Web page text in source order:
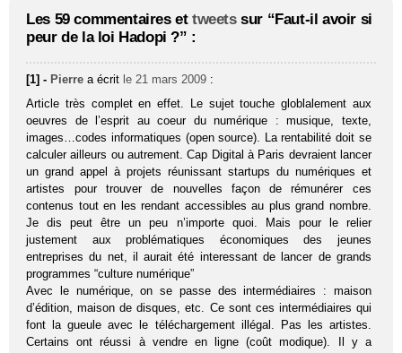
Les 59 commentaires et tweetssur “Faut-il avoir si
peur de la loi Hadopi ?” :
[1] - Pierre a écrit le 21 mars 2009 :
Article très complet en effet. Le sujet touche globlalement aux
oeuvres de l’esprit au coeur du numérique : musique, texte,
images…codes informatiques (open source). La rentabilité doit se
calculer ailleurs ou autrement. Cap Digital à Paris devraient lancer
un grand appel à projets réunissant startups du numériques et
artistes pour trouver de nouvelles façon de rémunérer ces
contenus tout en les rendant accessibles au plus grand nombre.
Je dis peut être un peu n’importe quoi. Mais pour le relier
justement aux problématiques économiques des jeunes
entreprises du net, il aurait été interessant de lancer de grands
programmes “culture numérique”
Avec le numérique, on se passe des intermédiaires : maison
d’édition, maison de disques, etc. Ce sont ces intermédiaires qui
font la gueule avec le téléchargement illégal. Pas les artistes.
Certains ont réussi à vendre en ligne (coût modique). Il y a